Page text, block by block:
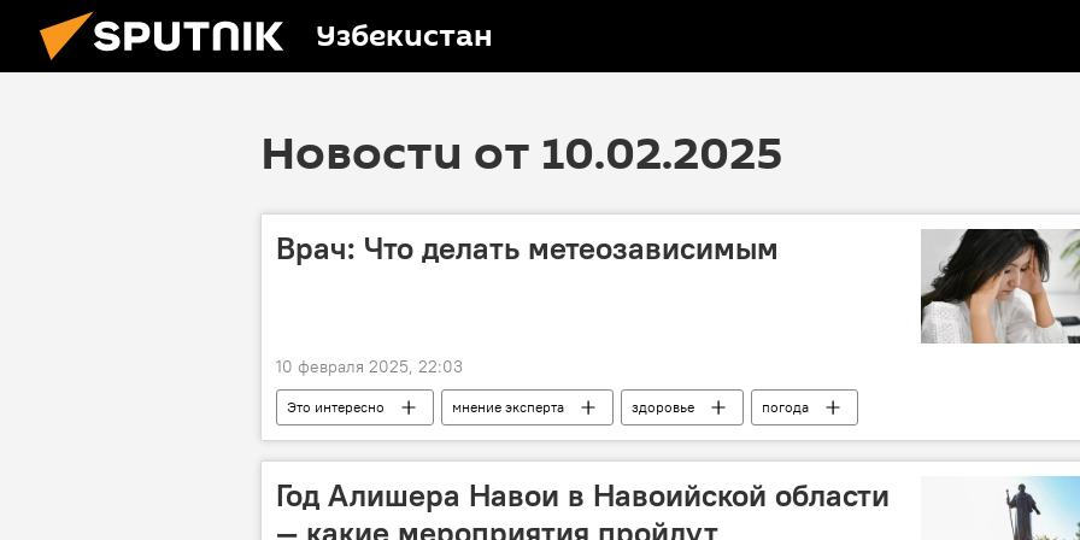
Узбекистан
Новости от 10.02.2025
Врач: Что делать метеозависимым
10 февраля 2025, 22:03
Это интересно мнение эксперта здоровье погода
Год Алишера Навои в Навоийской области